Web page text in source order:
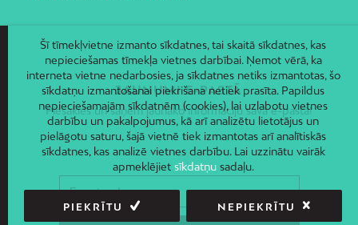
JAUNUMI E-PASTĀ
Piesakies un saņem jaunāko informāciju savā e-pastā!
Šī tīmekļvietne izmanto sīkdatnes, tai skaitā sīkdatnes, kas
nepieciešamas tīmekļa vietnes darbībai. Ņemot vērā, ka
interneta vietne nedarbosies, ja sīkdatnes netiks izmantotas, šo
sīkdatņu izmantošanai piekrišana netiek prasīta. Papildus
nepieciešamajām sīkdatnēm (cookies), lai uzlabotu vietnes
darbību un pakalpojumus, kā arī analizētu lietotājus un
pielāgotu saturu, šajā vietnē tiek izmantotas arī analītiskās
sīkdatnes, kas analizē vietnes darbību. Lai uzzinātu vairāk
apmeklējiet sīkdatņusadaļu.
PIEKRĪTU NEPIEKRĪTU